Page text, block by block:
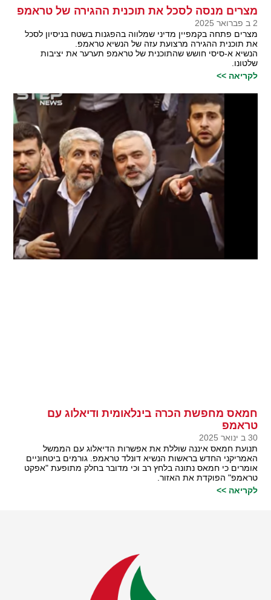
מצרים מנסה לסכל את תוכנית ההגירה של טראמפ
2 ב פברואר 2025
מצרים פתחה בקמפיין מדיני שמלווה בהפגנות בשטח בניסיון לסכל
את תוכנית ההגירה מרצועת עזה של הנשיא טראמפ.
הנשיא א-סיסי חושש שהתוכנית של טראמפ תערער את יציבות
שלטונו.
לקריאה >>
חמאס מחפשת הכרה בינלאומית ודיאלוג עם
טראמפ
30 ב ינואר 2025
תנועת חמאס איננה שוללת את אפשרות הדיאלוג עם הממשל
האמריקני החדש בראשות הנשיא דונלד טראמפ. גורמים ביטחוניים
אומרים כי חמאס נתונה בלחץ רב וכי מדובר בחלק מתופעת "אפקט
טראמפ" הפוקדת את האזור.
לקריאה >>